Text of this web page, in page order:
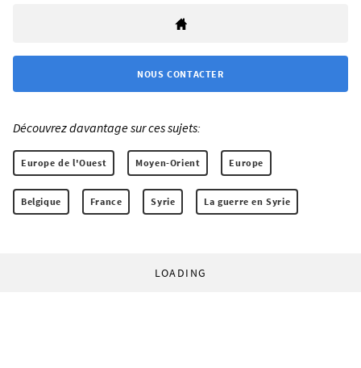
NOUS CONTACTER
Découvrez davantage sur ces sujets:
Europe de l'Ouest Moyen-Orient Europe
Belgique France Syrie La guerre en Syrie
LOADING